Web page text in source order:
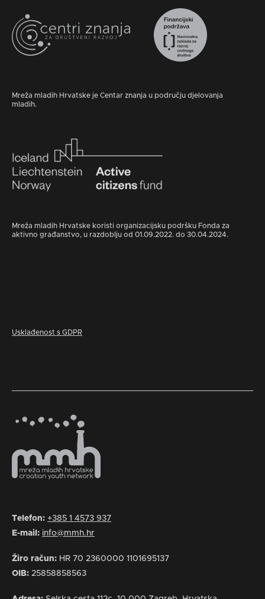
Mreža mladih Hrvatske je Centar znanja u području djelovanja
mladih.
Mreža mladih Hrvatske koristi organizacijsku podršku Fonda za
aktivno građanstvo, u razdoblju od 01.09.2022. do 30.04.2024.
Usklađenost s GDPR
Telefon: +385 1 4573 937
E-mail: info@mmh.hr
Žiro račun: HR 70 2360000 1101695137
OIB: 25858858563